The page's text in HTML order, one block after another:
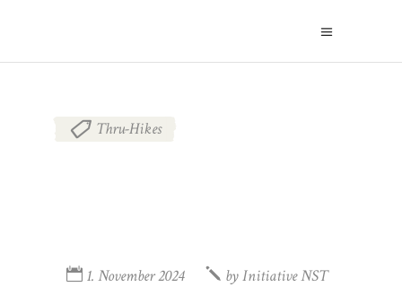
Thru-Hikes
1. November 2024 byInitiative NST